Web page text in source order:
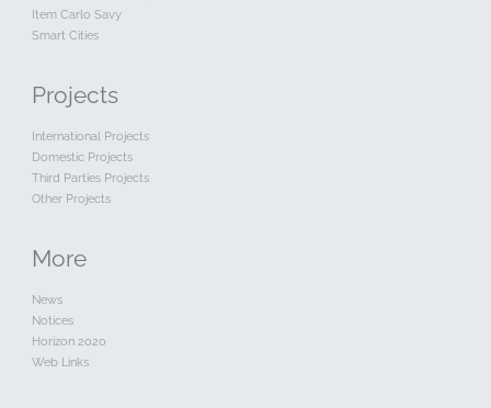
Item Carlo Savy
Smart Cities
Projects
International Projects
Domestic Projects
Third Parties Projects
Other Projects
More
News
Notices
Horizon 2020
Web Links